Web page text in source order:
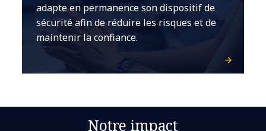
adapte en permanence son dispositif de
sécurité afin de réduire les risques et de
maintenir la confiance.
Notre impact